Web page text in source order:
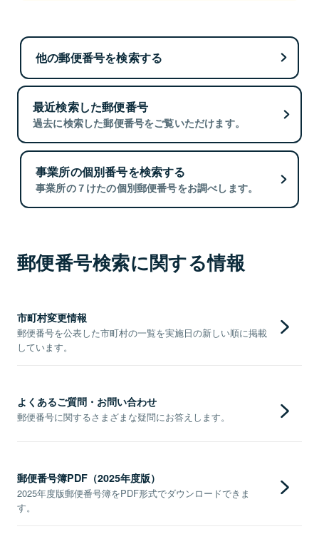
他の郵便番号を検索する
最近検索した郵便番号
過去に検索した郵便番号をご覧いただけます。
事業所の個別番号を検索する
事業所の７けたの個別郵便番号をお調べします。
郵便番号検索に関する情報
市町村変更情報
郵便番号を公表した市町村の一覧を実施日の新しい順に掲載
しています。
よくあるご質問・お問い合わせ
郵便番号に関するさまざまな疑問にお答えします。
郵便番号簿PDF（2025年度版）
2025年度版郵便番号簿をPDF形式でダウンロードできま
す。